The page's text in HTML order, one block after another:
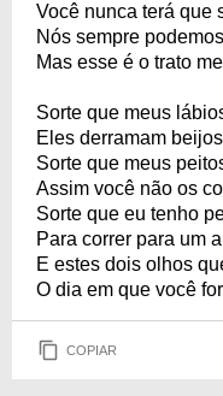
Você nunca terá que
Nós sempre
Mas esse é o trato
Sorte que meus
Eles derramam
Sorte que meus
Assim você não os
Sorte que eu tenho
Para correr para um
E estes dois olhos
O dia em que você
COPIAR